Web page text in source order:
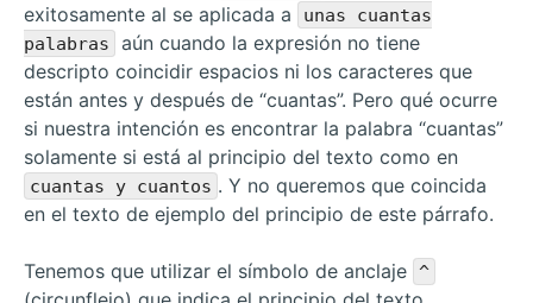
exitosamente al se aplicada a
unas cuantas
palabras
aún cuando la expresión no tiene
descripto coincidir espacios ni los caracteres que
están antes y después de “cuantas”. Pero qué ocurre
si nuestra intención es encontrar la palabra “cuantas”
solamente si está al principio del texto como en
cuantas y cuantos . Y no queremos que coincida
en el texto de ejemplo del principio de este párrafo.
Tenemos que utilizar el símbolo de anclaje ^